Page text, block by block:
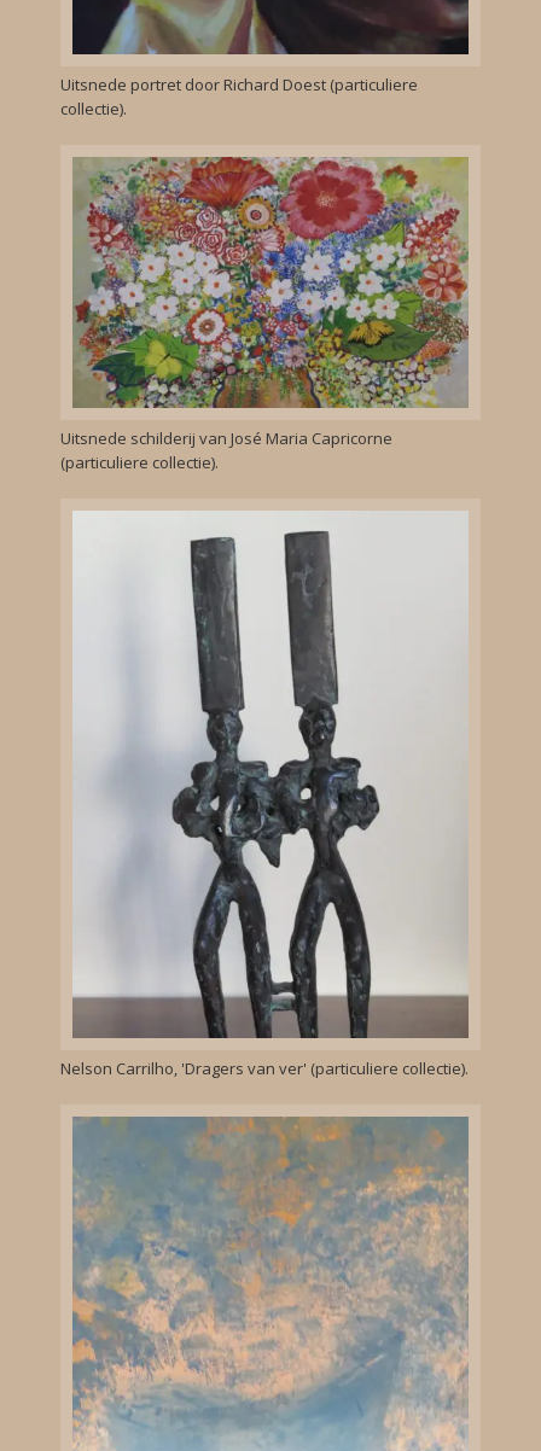
Uitsnede portret door Richard Doest (particuliere
collectie).
Uitsnede schilderij van José Maria Capricorne
(particuliere collectie).
Nelson Carrilho, 'Dragers van ver' (particuliere collectie).